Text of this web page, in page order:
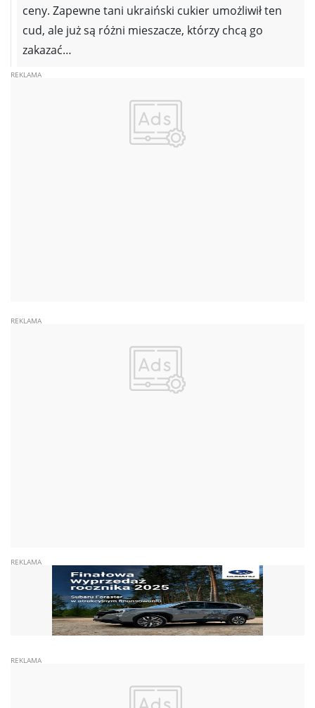
ceny. Zapewne tani ukraiński cukier umożliwił ten
cud, ale już są różni mieszacze, którzy chcą go
zakazać…